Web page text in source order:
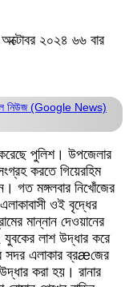
২০২৪ ৬৬ বার
নিউজ (Google News)
পুলিশ। উপজেলার
করতে গিয়েরহিম
গত মঙ্গলবার নিখোঁজের
ওই বৃদ্ধের
মান্নান দেওয়ানের
লাশ উদ্ধার করে
সদর এলাকার ব্রæজের
করা হয়। রানার